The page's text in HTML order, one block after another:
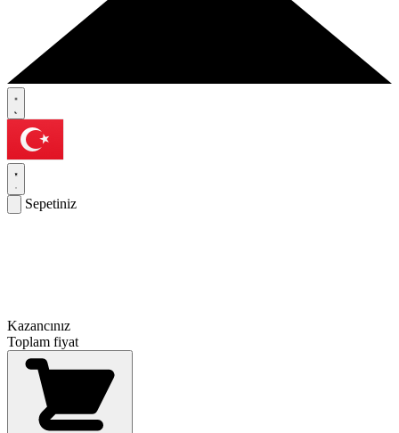
Sepetiniz
Kazancınız
Toplam fiyat